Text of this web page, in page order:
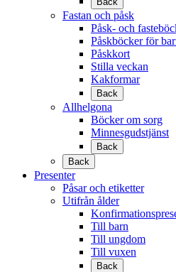
Fastan och påsk
Påsk- och
Påskböcker för
Påskkort
Stilla veckan
Kakformar
Back
Allhelgona
Böcker om sorg
Minnesgudstjänst
Back
Back
Presenter
Påsar och etiketter
Utifrån ålder
Till barn
Till ungdom
Till vuxen
Back